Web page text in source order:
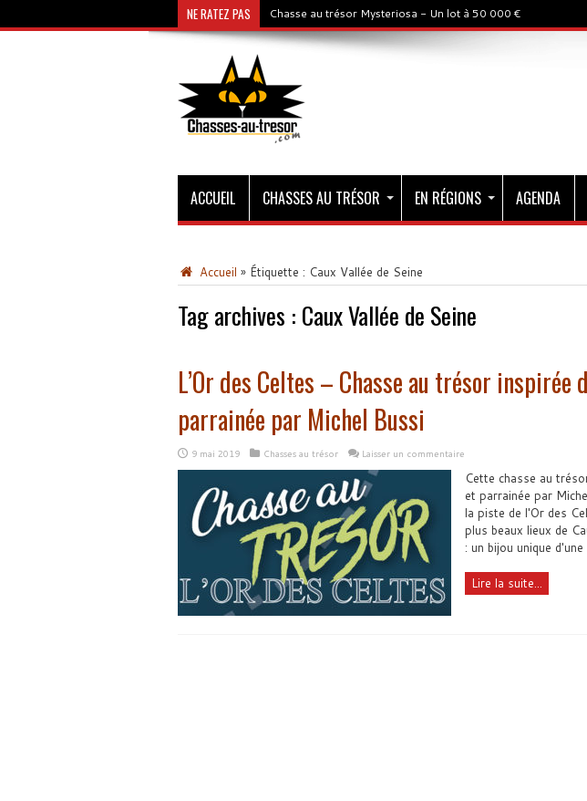
NE RATEZ PAS Chasse au trésor Mysteriosa - Un lot à 50 000 €
ACCUEIL CHASSES AU TRÉSOR EN RÉGIONS AGENDA
Accueil » Étiquette : Caux Vallée de Seine
Tag archives : Caux Vallée de Seine
L’Or des Celtes – Chasse au trésor inspirée
parrainée par Michel Bussi
9 mai 2019 Chasses au trésor Laisser un commentaire
Cette chasse au
et parrainée par
la piste de l'Or des
plus beaux lieux de
: un bijou unique
Lire la suite...